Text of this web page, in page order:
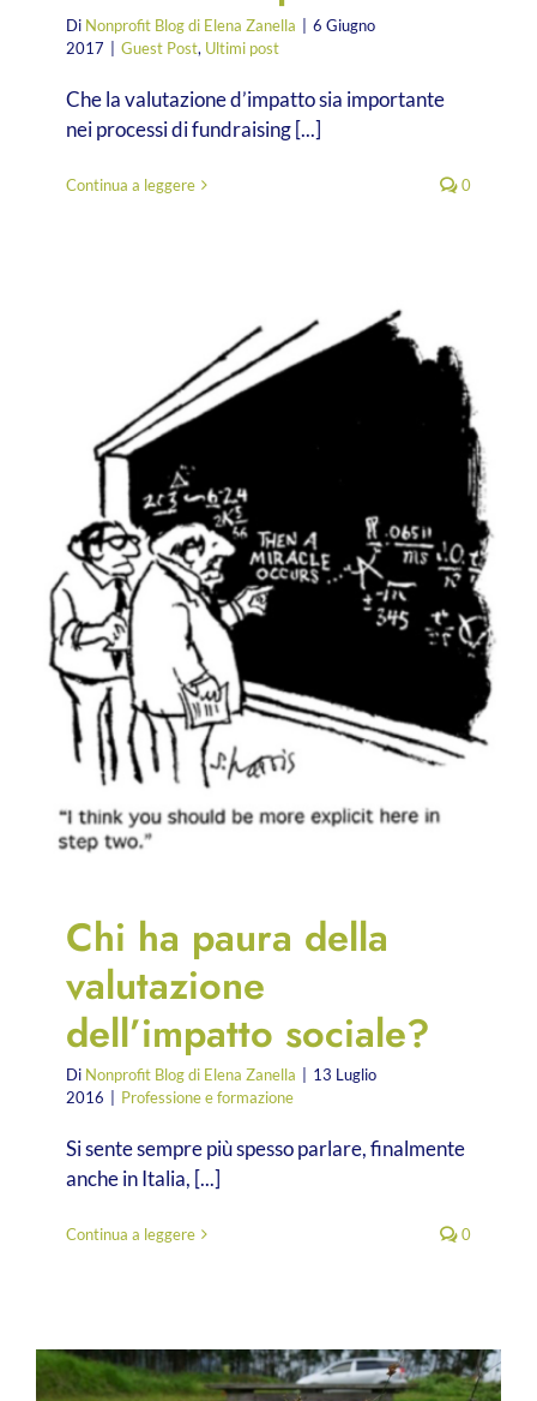
Di Nonprofit Blog di Elena Zanella
6 Giugno
2017
Guest Post, Ultimi post
Che la valutazione d’impatto sia importante
nei processi di fundraising [...]
Continua a leggere 0
Chi ha paura della
valutazione
dell’impatto sociale?
Di Nonprofit Blog di Elena Zanella
13 Luglio
2016
Professione e formazione
Si sente sempre più spesso parlare, finalmente
anche in Italia, [...]
Continua a leggere 0